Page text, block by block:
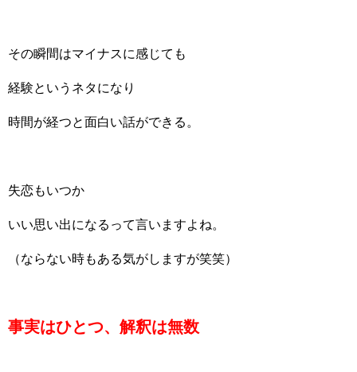
その瞬間はマイナスに感じても
経験というネタになり
時間が経つと面白い話ができる。
失恋もいつか
いい思い出になるって言いますよね。
（ならない時もある気がしますが笑笑）
事実はひとつ、解釈は無数